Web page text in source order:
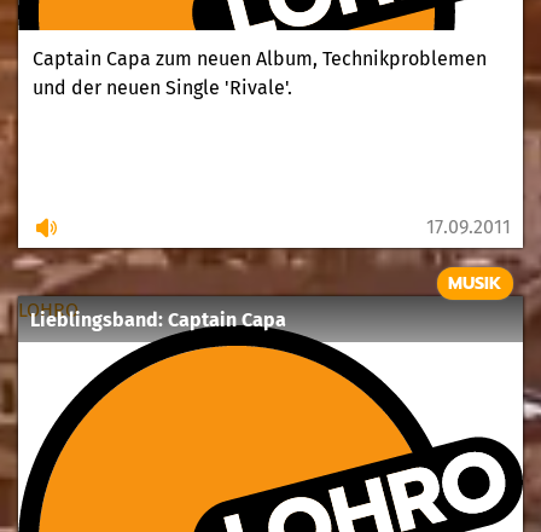
Captain Capa zum neuen Album, Technikproblemen
und der neuen Single 'Rivale'.
17.09.2011
LOHRO
Lieblingsband: Captain Capa
MUSIK